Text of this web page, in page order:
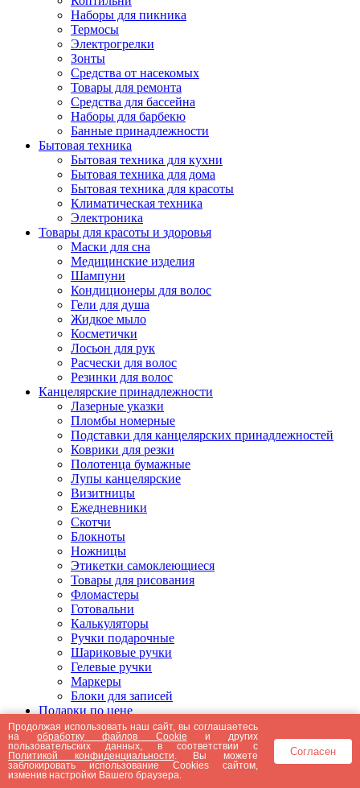
Наборы для пикника
Термосы
Электрогрелки
Зонты
Средства от насекомых
Товары для ремонта
Средства для бассейна
Наборы для барбекю
Банные принадлежности
Бытовая техника
Бытовая техника для кухни
Бытовая техника для дома
Бытовая техника для красоты
Климатическая техника
Электроника
Товары для красоты и здоровья
Маски для сна
Медицинские изделия
Шампуни
Кондиционеры для волос
Гели для душа
Жидкое мыло
Косметички
Лосьон для рук
Расчески для волос
Резинки для волос
Канцелярские принадлежности
Лазерные указки
Пломбы номерные
Подставки для канцелярских принадлежностей
Коврики для резки
Полотенца бумажные
Лупы канцелярские
Визитницы
Ежедневники
Скотчи
Блокноты
Ножницы
Этикетки самоклеющиеся
Товары для рисования
Фломастеры
Готовальни
Калькуляторы
Ручки подарочные
Шариковые ручки
Гелевые ручки
Маркеры
Блоки для записей
Подарки по цене
Подарки от 5000 рублей
Подарки до 5000 рублей
Подарки до 3000 рублей
Подарки до 2000 рублей
Подарки до 1000 рублей
Продолжая использовать наш сайт, вы соглашаетесь
наобработку файлов Cookie и других
пользовательских данных, в соответствии с
Политикой конфиденциальности . Вы можете
заблокировать использование Cookies сайтом,
изменив настройки Вашего браузера.
Согласен